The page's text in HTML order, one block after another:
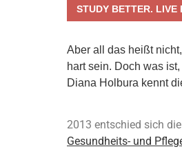
STUDY BETTER. LIVE
Aber all das heißt
hart sein. Doch was
Diana Holbura kennt
2013 entschied sich
Gesundheits- und